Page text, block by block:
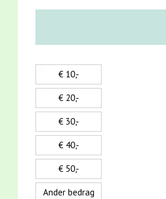
€ 10,-
€ 20,-
€ 30,-
€ 40,-
€ 50,-
Ander bedrag